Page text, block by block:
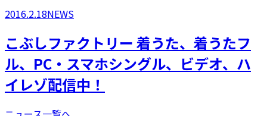
2016.2.18NEWS
こぶしファクトリー 着うた、着うたフ
ル、PC・スマホシングル、ビデオ、ハ
イレゾ配信中！